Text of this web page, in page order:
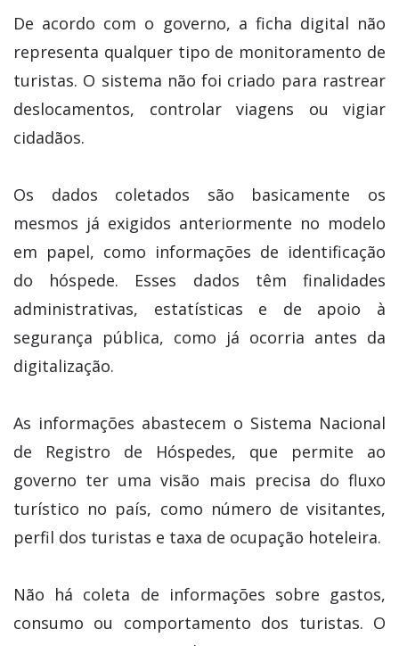
De acordo com o governo, a ficha digital não
representa qualquer tipo de monitoramento de
turistas. O sistema não foi criado para rastrear
deslocamentos, controlar viagens ou vigiar
cidadãos.
Os dados coletados são basicamente os
mesmos já exigidos anteriormente no modelo
em papel, como informações de identificação
do hóspede. Esses dados têm finalidades
administrativas, estatísticas e de apoio à
segurança pública, como já ocorria antes da
digitalização.
As informações abastecem o Sistema Nacional
de Registro de Hóspedes, que permite ao
governo ter uma visão mais precisa do fluxo
turístico no país, como número de visitantes,
perfil dos turistas e taxa de ocupação hoteleira.
Não há coleta de informações sobre gastos,
consumo ou comportamento dos turistas. O